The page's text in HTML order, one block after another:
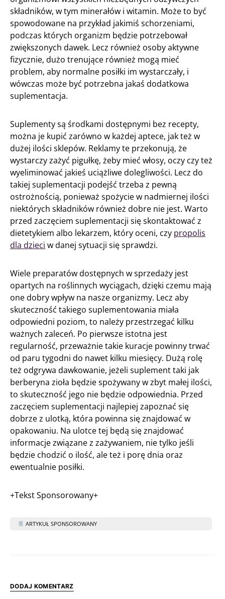
składników, w tym minerałów i witamin. Może to być
spowodowane na przykład jakimiś schorzeniami,
podczas których organizm będzie potrzebował
zwiększonych dawek. Lecz również osoby aktywne
fizycznie, dużo trenujące również mogą mieć
problem, aby normalne posiłki im wystarczały, i
wówczas może być potrzebna jakaś dodatkowa
suplementacja.
Suplementy są środkami dostępnymi bez recepty,
można je kupić zarówno w każdej aptece, jak też w
dużej ilości sklepów. Reklamy te przekonują, że
wystarczy zażyć pigułkę, żeby mieć włosy, oczy czy też
wyeliminować jakieś uciążliwe dolegliwości. Lecz do
takiej suplementacji podejść trzeba z pewną
ostrożnością, ponieważ spożycie w nadmiernej ilości
niektórych składników również dobre nie jest. Warto
przed zaczęciem suplementacji się skontaktować z
dietetykiem albo lekarzem, który oceni, czy propolis
dla dzieci w danej sytuacji się sprawdzi.
Wiele preparatów dostępnych w sprzedaży jest
opartych na roślinnych wyciągach, dzięki czemu mają
one dobry wpływ na nasze organizmy. Lecz aby
skuteczność takiego suplementowania miała
odpowiedni poziom, to należy przestrzegać kilku
ważnych zaleceń. Po pierwsze istotna jest
regularność, przeważnie takie kuracje powinny trwać
od paru tygodni do nawet kilku miesięcy. Dużą rolę
też odgrywa dawkowanie, jeżeli suplement taki jak
berberyna zioła będzie spożywany w zbyt małej ilości,
to skuteczność jego nie będzie odpowiednia. Przed
zaczęciem suplementacji najlepiej zapoznać się
dobrze z ulotką, która powinna się znajdować w
opakowaniu. Na ulotce tej będą się znajdować
informacje związane z zażywaniem, nie tylko jeśli
będzie chodzić o ilość, ale też i porę dnia oraz
ewentualnie posiłki.
+Tekst Sponsorowany+
ARTYKUŁ SPONSOROWANY
DODAJ KOMENTARZ